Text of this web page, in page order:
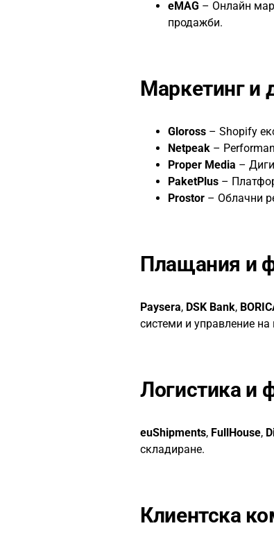
eMAG – Онлайн
продажби.
Маркетинг и
Gloross – Shopify
Netpeak –
Proper Media –
PaketPlus –
Prostor – Облачни
Плащания и
Paysera, DSK Bank,
системи и управление на
Логистика и
euShipments, FullHouse,
складиране.
Клиентска